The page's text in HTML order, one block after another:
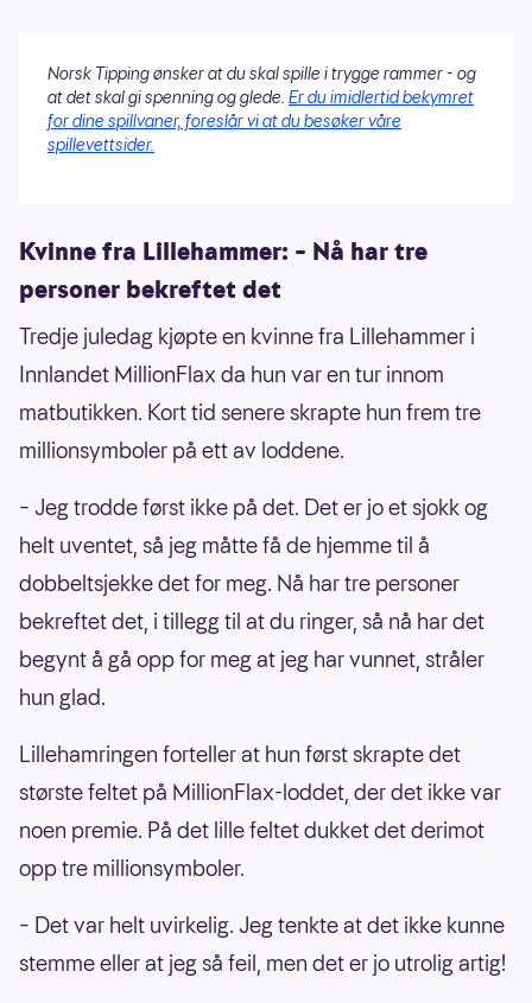
Norsk Tipping ønsker at du skal spille i trygge rammer - og
at det skal gi spenning og glede. Er du imidlertid bekymret
for dine spillvaner, foreslår vi at du besøker våre
spillevettsider.
Kvinne fra Lillehammer: – Nå har tre
personer bekreftet det
Tredje juledag kjøpte en kvinne fra Lillehammer i
Innlandet MillionFlax da hun var en tur innom
matbutikken. Kort tid senere skrapte hun frem tre
millionsymboler på ett av loddene.
– Jeg trodde først ikke på det. Det er jo et sjokk og
helt uventet, så jeg måtte få de hjemme til å
dobbeltsjekke det for meg. Nå har tre personer
bekreftet det, i tillegg til at du ringer, så nå har det
begynt å gå opp for meg at jeg har vunnet, stråler
hun glad.
Lillehamringen forteller at hun først skrapte det
største feltet på MillionFlax-loddet, der det ikke var
noen premie. På det lille feltet dukket det derimot
opp tre millionsymboler.
– Det var helt uvirkelig. Jeg tenkte at det ikke kunne
stemme eller at jeg så feil, men det er jo utrolig artig!